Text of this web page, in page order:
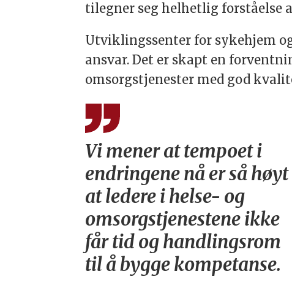
tilegner seg helhetlig forståelse
Utviklingssenter for sykehjem
ansvar. Det er skapt en
omsorgstjenester med god
Vi mener at tempoet i
endringene nå er så høyt
at ledere i helse- og
omsorgstjenestene ikke
får tid og handlingsrom
til å bygge kompetanse.